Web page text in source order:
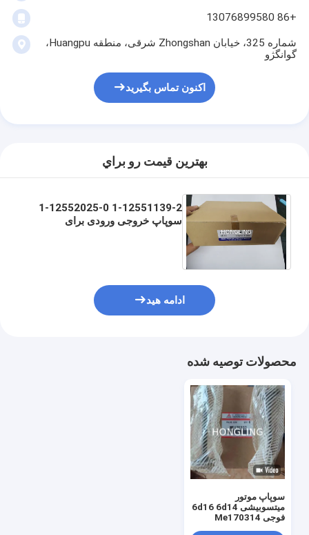
+86 13076899580
شماره 325، خیابان Zhongshan شرقی، منطقه Huangpu،
گوانگژو
اکنون تماس بگیرید
بهترين قيمت رو براي
1-12551139-2 1-12552025-0
سوپاپ خروجی ورودی برای
ادامه هید
محصولات توصیه شده
سوپاپ موتور
میتسوبیشی 6d16 6d14
فوجی Me170314